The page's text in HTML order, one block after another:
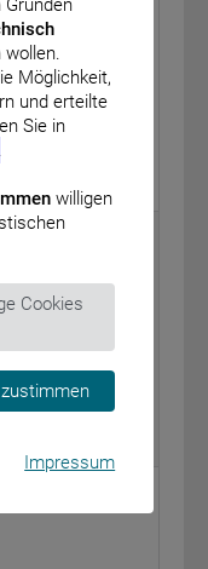
wollen.
Möglichkeit,
und erteilte
Sie in
willigen
zustimmen
Impressum